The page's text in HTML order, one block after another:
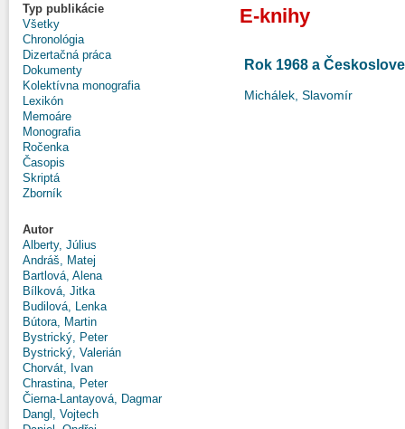
Typ publikácie
Všetky
Chronológia
Dizertačná práca
Dokumenty
Kolektívna monografia
Lexikón
Memoáre
Monografia
Ročenka
Časopis
Skriptá
Zborník
Autor
Alberty, Július
Andráš, Matej
Bartlová, Alena
Bílková, Jitka
Budilová, Lenka
Bútora, Martin
Bystrický, Peter
Bystrický, Valerián
Chorvát, Ivan
Chrastina, Peter
Čierna-Lantayová, Dagmar
Dangl, Vojtech
E-knihy
Rok 1968 a
Michálek, Slavomír